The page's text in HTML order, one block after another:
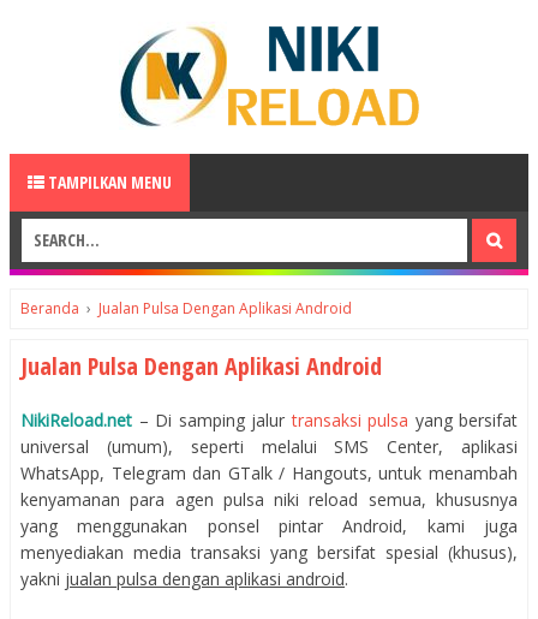
TAMPILKAN MENU
Beranda › Jualan Pulsa Dengan Aplikasi Android
Jualan Pulsa Dengan Aplikasi Android
NikiReload.net – Di samping jalurtransaksi pulsa yang bersifat
universal (umum), seperti melalui SMS Center, aplikasi
WhatsApp, Telegram dan GTalk / Hangouts, untuk menambah
kenyamanan para agen pulsa niki reload semua, khususnya
yang menggunakan ponsel pintar Android, kami juga
menyediakan media transaksi yang bersifat spesial (khusus),
yakni jualan pulsa dengan aplikasi android.